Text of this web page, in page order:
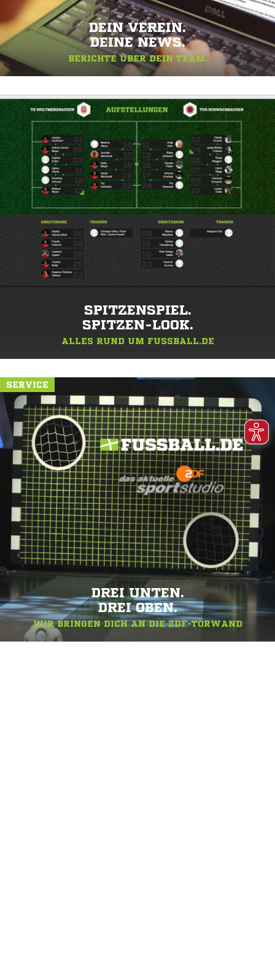
DEIN VEREIN.
DEINE NEWS.
BERICHTE ÜBER DEIN TEAM.
SPITZENSPIEL.
SPITZEN-LOOK.
ALLES RUND UM FUSSBALL.DE
SERVICE
DREI UNTEN.
DREI OBEN.
WIR BRINGEN DICH AN DIE ZDF-TORWAND